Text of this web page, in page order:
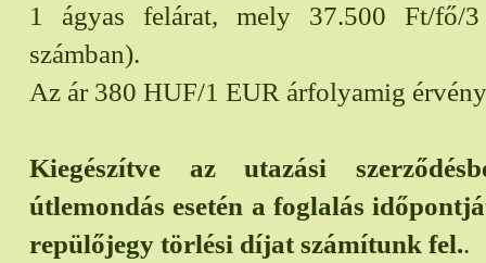
1 ágyas felárat, mely 37.500 Ft/fő/
számban).
Az ár 380 HUF/1 EUR árfolyamig
Kiegészítve az utazási
útlemondás esetén a foglalás
repülőjegy törlési díjat számítunk fel..